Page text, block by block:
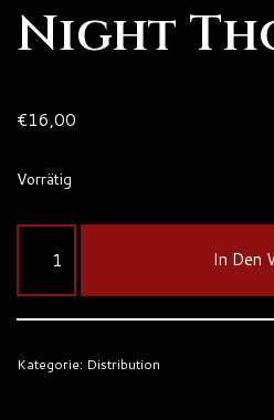
Night
€16,00
Vorrätig
In Den
Kategorie: Distribution